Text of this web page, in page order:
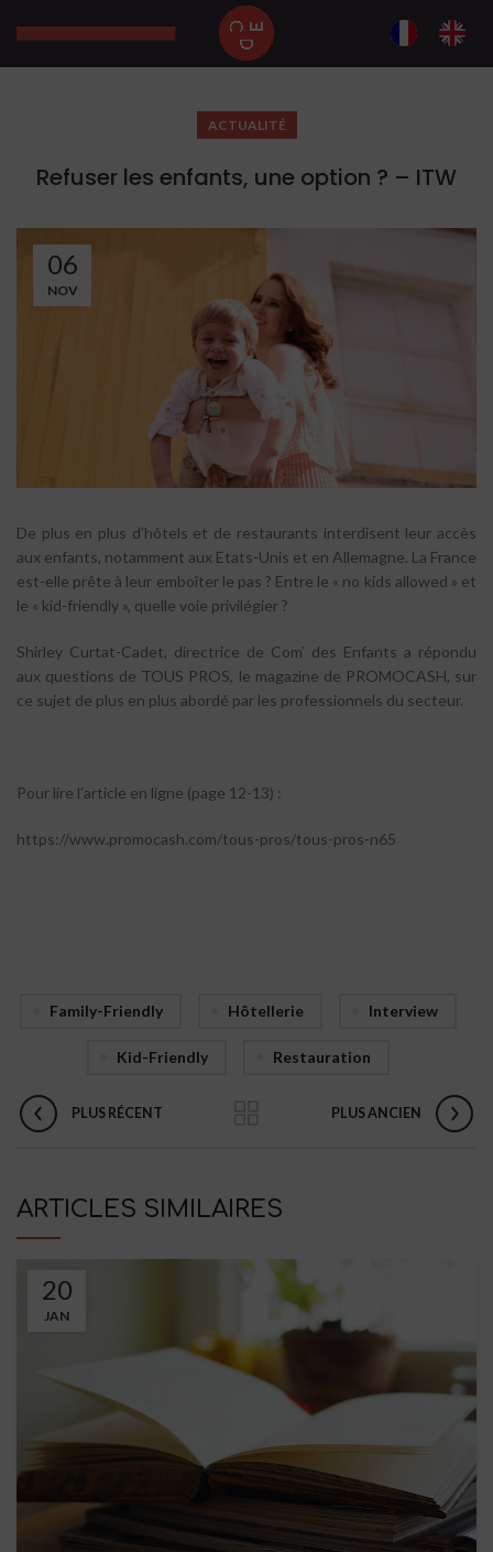
ACTUALITÉ
Refuser les enfants, une option ? – ITW
06
NOV
De plus en plus d’hôtels et de restaurants interdisent leur accès
aux enfants, notamment aux Etats-Unis et en Allemagne. La France
est-elle prête à leur emboîter le pas ? Entre le « no kids allowed » et
le « kid-friendly », quelle voie privilégier ?
Shirley Curtat-Cadet, directrice de Com’ des Enfants a répondu
aux questions de TOUS PROS, le magazine de PROMOCASH, sur
ce sujet de plus en plus abordé par les professionnels du secteur.
Pour lire l’article en ligne (page 12-13) :
https://www.promocash.com/tous-pros/tous-pros-n65
Family-Friendly Hôtellerie Interview
Kid-Friendly Restauration
PLUS RÉCENT PLUS ANCIEN
ARTICLES SIMILAIRES
20
JAN